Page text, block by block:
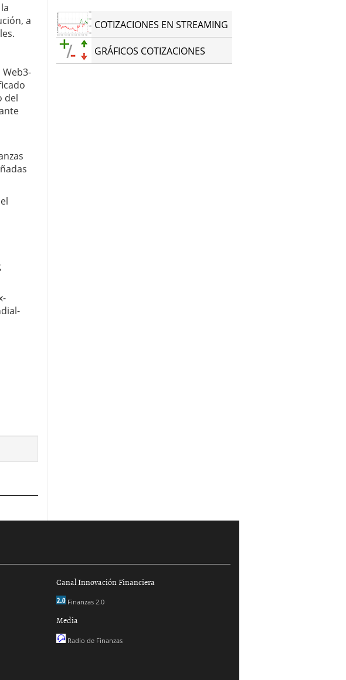
a
del
COTIZACIONES EN STREAMING
GRÁFICOS COTIZACIONES
Canal Innovación Financiera
Finanzas 2.0
Media
Radio de Finanzas